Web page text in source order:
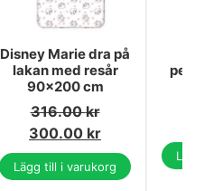
Disney Marie dra på
lakan med resår
90x200 cm
316.00kr
300.00 kr
Lägg till i varukorg